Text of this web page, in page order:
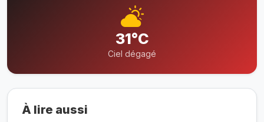
31°C
Ciel dégagé
À lire aussi